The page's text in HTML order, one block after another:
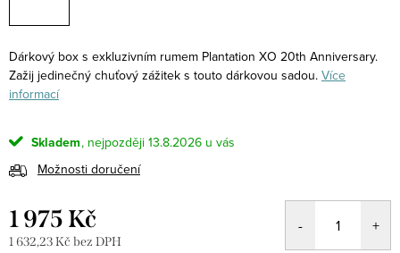
Dárkový box s exkluzivním rumem Plantation XO 20th Anniversary.
Zažij jedinečný chuťový zážitek s touto dárkovou sadou. Více
informací
Skladem
13.8.2026
Možnosti doručení
1 975 Kč
1 632,23 Kč bez DPH